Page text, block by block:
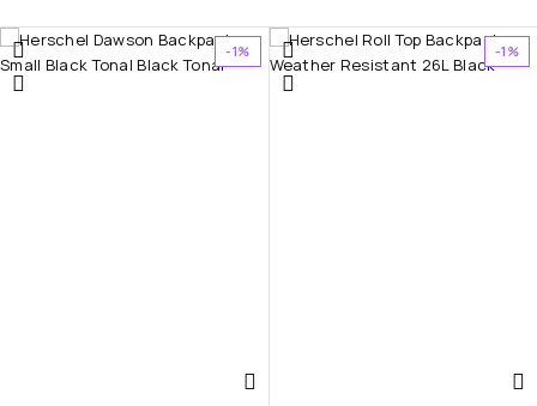
-1% -1%